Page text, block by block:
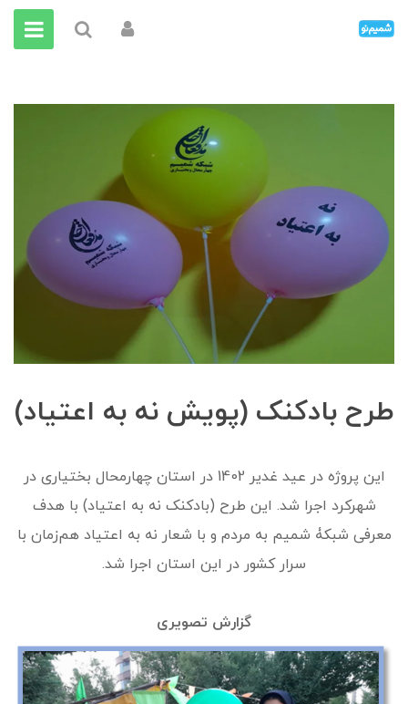
طرح بادکنک (پویش نه به اعتیاد)
این پروژه در عید غدیر 1402 در استان چهارمحال بختیاری در
شهرکرد اجرا شد. این طرح (بادکنک نه به اعتیاد) با هدف
معرفی شبکۀ شمیم به مردم و با شعار نه به اعتیاد هم‌زمان با
سرار کشور در این استان اجرا شد.
گزارش تصویری